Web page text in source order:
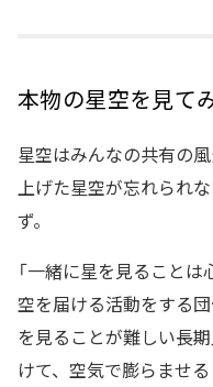
本物の星空を見て
星空はみんなの共有の
上げた星空が忘れられ
ず。
「一緒に星を見ること
空を届ける活動をする団
を見ることが難しい長
けて、空気で膨らませ